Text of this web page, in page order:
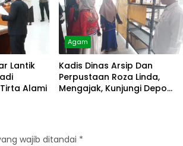
Lantik
Alami
Agam
Kadis Dinas Arsip Dan
Perpustaan Roza Linda,
Mengajak, Kunjungi Depo
wajib ditandai *